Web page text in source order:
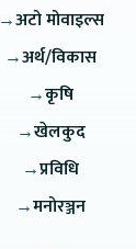
→अटो मोवाइल्स
→अर्थ/विकास
→कृषि
→खेलकुद
→प्रविधि
→मनोरञ्जन